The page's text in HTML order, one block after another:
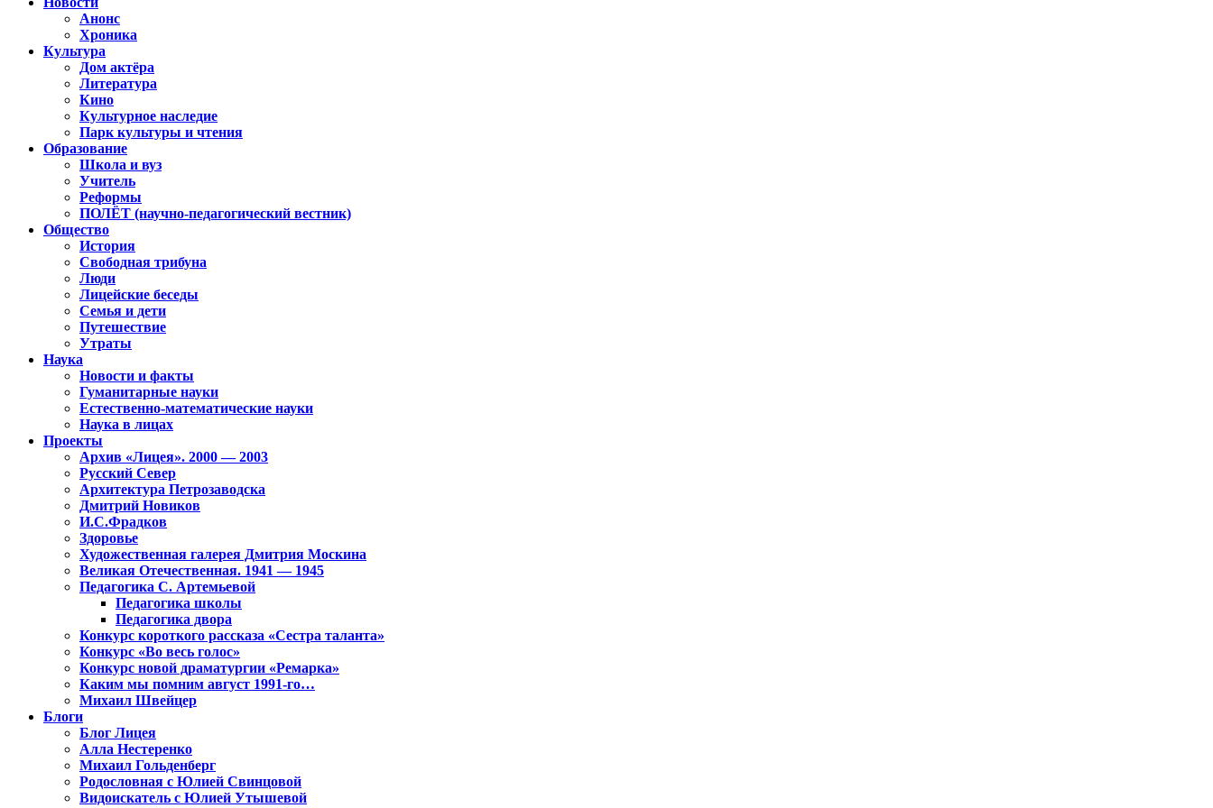
Анонс
Хроника
Культура
Дом актёра
Литература
Кино
Культурное наследие
Парк культуры и чтения
Образование
Школа и вуз
Учитель
Реформы
ПОЛЁТ (научно-педагогический вестник)
Общество
История
Свободная трибуна
Люди
Лицейские беседы
Семья и дети
Путешествие
Утраты
Наука
Новости и факты
Гуманитарные науки
Естественно-математические науки
Наука в лицах
Проекты
Архив «Лицея». 2000 — 2003
Русский Север
Архитектура Петрозаводска
Дмитрий Новиков
И.С.Фрадков
Здоровье
Художественная галерея Дмитрия Москина
Великая Отечественная. 1941 — 1945
Педагогика С. Артемьевой
Педагогика школы
Педагогика двора
Конкурс короткого рассказа «Сестра таланта»
Конкурс «Во весь голос»
Конкурс новой драматургии «Ремарка»
Каким мы помним август 1991-го…
Михаил Швейцер
Блоги
Блог Лицея
Алла Нестеренко
Михаил Гольденберг
Родословная с Юлией Свинцовой
Видоискатель с Юлией Утышевой